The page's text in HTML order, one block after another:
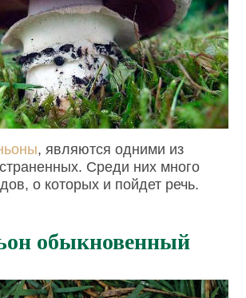
, являются одними из
Среди них много
о которых и пойдет речь.
обыкновенный